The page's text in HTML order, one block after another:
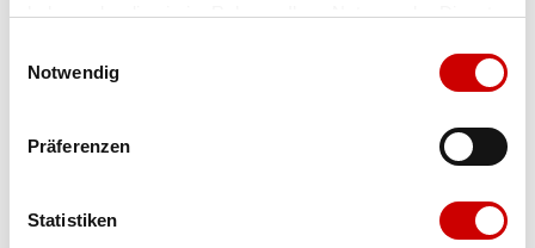
haben oder die sie im Rahmen Ihrer Nutzung der Dienste
Notwendig
Präferenzen
Statistiken
IN DEN WARENKORB